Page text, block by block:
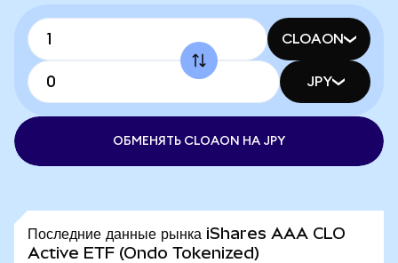
CLOAON
JPY
ОБМЕНЯТЬ CLOAON НА JPY
Последние данные рынка iShares AAA CLO
Active ETF (Ondo Tokenized)